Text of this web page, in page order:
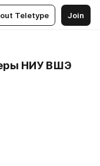
Teletype Join
НИУ ВШЭ